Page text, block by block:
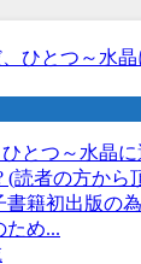
とつ～水晶
(読者の方から
書籍初出版の
ため...